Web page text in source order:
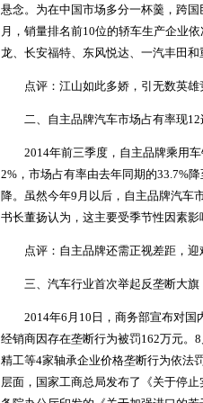
悬念。为在中国市场多分一杯羹，跨
月，销量排名前10位的轿车生产企业
龙、长安福特、东风悦达、一汽丰田和
点评：江山如此多娇，引无数英雄
二、自主品牌汽车市场占有率现12
2014年前三季度，自主品牌乘用车
2%，市场占有率由去年同期的33.7%
降。虽然今年9月以后，自主品牌汽车
书长董扬认为，这主要受季节性因素
点评：自主品牌还需正视差距，迎
三、汽车行业首次举起反垄断大旗
2014年6月10日，商务部宣布对国
经销商因存在垄断行为被罚162万元。
精工等4家轴承企业价格垄断行为依法
层面，国家工商总局发布了《关于停